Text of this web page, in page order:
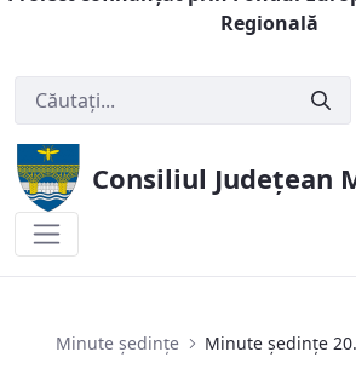
Regională
Consiliul Județean
Minute ședințe